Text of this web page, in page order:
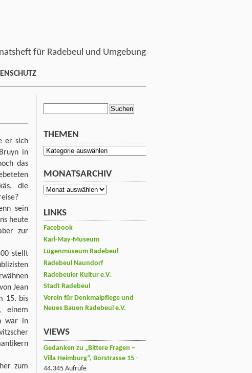
für Radebeul und Umgebung
er sich
in
das
die
sein
heute
zur
stellt
Jean
15. bis
einem
war in
zum
THEMEN
Themen
MONATSARCHIV
Monatsarchiv
LINKS
Facebook
Karl-May-Museum
Lügenmuseum Radebeul
Radebeul Naundorf
Radebeuler Kultur e.V.
Stadt Radebeul
Verein für Denkmalpflege und
Neues Bauen Radebeul e.V.
VIEWS
Gedanken zu „Bittere Fragen –
Villa Heimburg“, Borstrasse 15 -
44.345 Aufrufe